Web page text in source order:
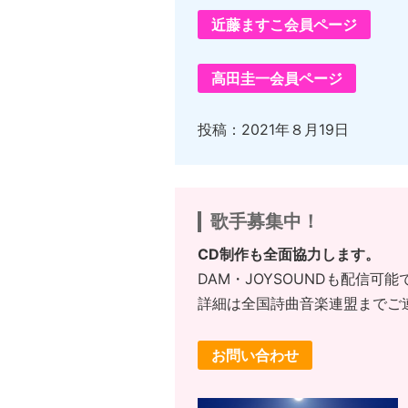
近藤ますこ会員ページ
高田圭一会員ページ
投稿：2021年８月19日
歌手募集中！
CD制作も全面協力します。
DAM・JOYSOUNDも配信可能
詳細は全国詩曲音楽連盟までご
お問い合わせ